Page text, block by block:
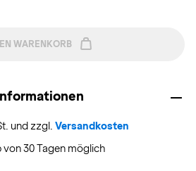
WARENKORB
und zzgl. Versandkosten
von 30 Tagen möglich